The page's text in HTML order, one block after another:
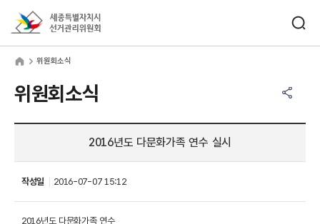
위원회소식
위원회소식
2016년도 다문화가족 연수 실시
작성일 2016-07-07 15:12
2016년도 다문화가족 연수